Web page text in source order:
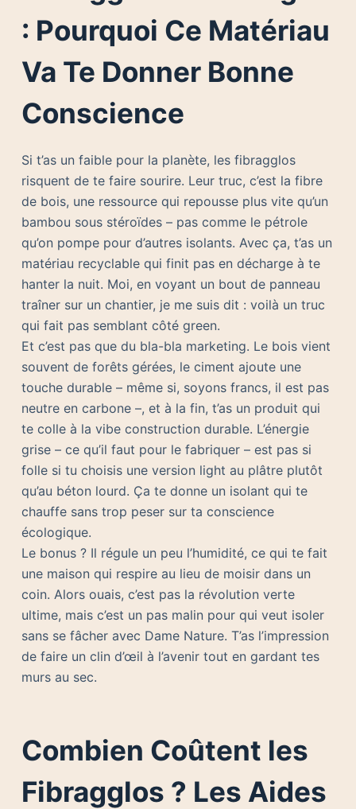
: Pourquoi Ce Matériau
Va Te Donner Bonne
Conscience
Si t’as un faible pour la planète, les fibragglos
risquent de te faire sourire. Leur truc, c’est la fibre
de bois, une ressource qui repousse plus vite qu’un
bambou sous stéroïdes – pas comme le pétrole
qu’on pompe pour d’autres isolants. Avec ça, t’as un
matériau recyclable qui finit pas en décharge à te
hanter la nuit. Moi, en voyant un bout de panneau
traîner sur un chantier, je me suis dit : voilà un truc
qui fait pas semblant côté green.
Et c’est pas que du bla-bla marketing. Le bois vient
souvent de forêts gérées, le ciment ajoute une
touche durable – même si, soyons francs, il est pas
neutre en carbone –, et à la fin, t’as un produit qui
te colle à la vibe construction durable. L’énergie
grise – ce qu’il faut pour le fabriquer – est pas si
folle si tu choisis une version light au plâtre plutôt
qu’au béton lourd. Ça te donne un isolant qui te
chauffe sans trop peser sur ta conscience
écologique.
Le bonus ? Il régule un peu l’humidité, ce qui te fait
une maison qui respire au lieu de moisir dans un
coin. Alors ouais, c’est pas la révolution verte
ultime, mais c’est un pas malin pour qui veut isoler
sans se fâcher avec Dame Nature. T’as l’impression
de faire un clin d’œil à l’avenir tout en gardant tes
murs au sec.
Combien Coûtent les
Fibragglos ? Les Aides